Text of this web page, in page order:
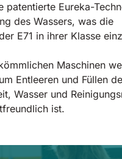
mm 2200 m²/h
mm 2280 m²/h
mm 2625 m²/h
mm 5800 m²/h
mm 10200 m²/h
patentierte Eureka-
des Wassers, was die
E71 in ihrer Klasse
Maschinen
Entleeren und Füllen
Wasser und
ist.